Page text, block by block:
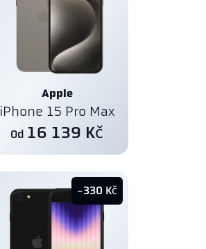
Apple
iPhone 15 Pro Max
Od 16 139 Kč
-330 Kč